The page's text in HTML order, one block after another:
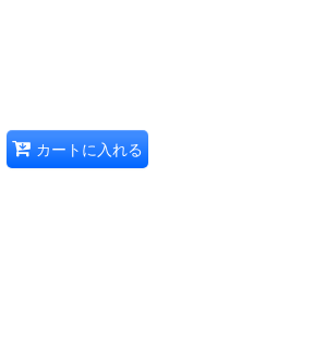
カートに入れる